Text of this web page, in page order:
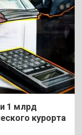
1 млрд
курорта